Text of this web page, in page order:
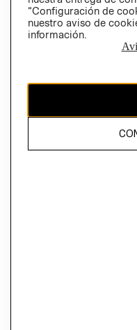
CAMBIAR REGIÓN
propiedad de H&M Hennes
“Configuración de
nuestro aviso de
información.